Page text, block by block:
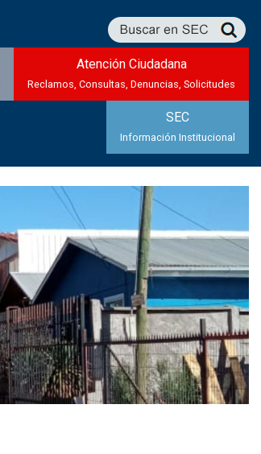
Atención Ciudadana
Reclamos, Consultas, Denuncias, Solicitudes
SEC
Información Institucional